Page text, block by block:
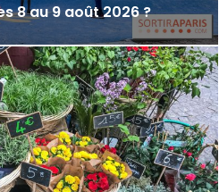
8 au 9 août 2026 ?